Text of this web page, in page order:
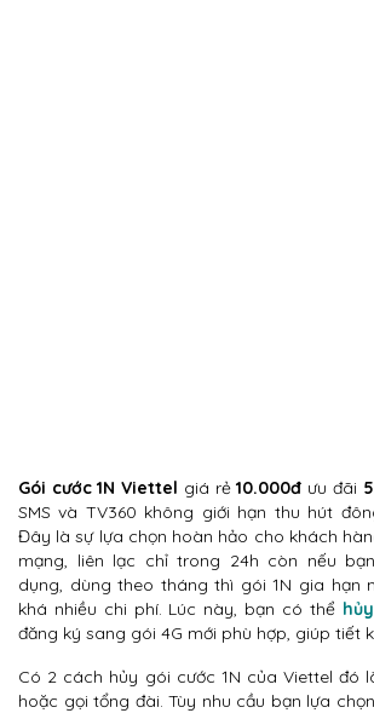
Gói cước 1N Viettel giá rẻ10.000đ ưu đãi
SMS và TV360 không giới hạn thu hút
Đây là sự lựa chọn hoàn hảo cho khách
mạng, liên lạc chỉ trong 24h còn nếu
dụng, dùng theo tháng thì gói 1N gia hạn
khá nhiều chi phí. Lúc này, bạn có thể
đăng ký sang gói 4G mới phù hợp, giúp tiết
Có 2 cách hủy gói cước 1N của Viettel đó
hoặc gọi tổng đài. Tùy nhu cầu bạn lựa